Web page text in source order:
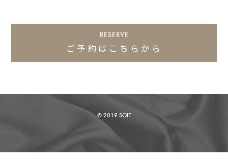
RESERVE
ご予約はこちらから
© 2019 SOIE